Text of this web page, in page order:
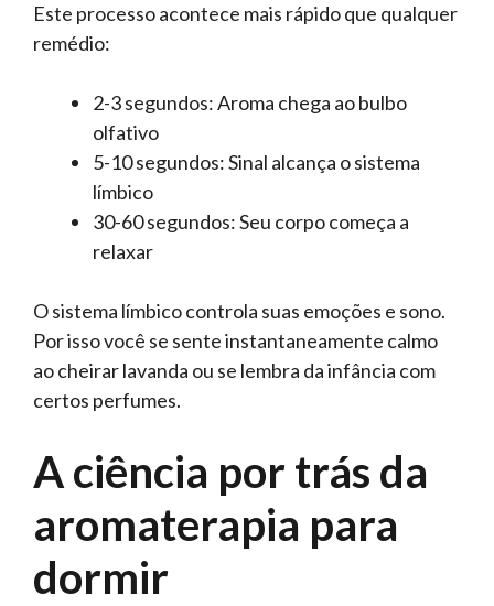
Este processo acontece mais rápido que qualquer
remédio:
2-3 segundos: Aroma chega ao bulbo
olfativo
5-10 segundos: Sinal alcança o sistema
límbico
30-60 segundos: Seu corpo começa a
relaxar
O sistema límbico controla suas emoções e sono.
Por isso você se sente instantaneamente calmo
ao cheirar lavanda ou se lembra da infância com
certos perfumes.
A ciência por trás da
aromaterapia para
dormir